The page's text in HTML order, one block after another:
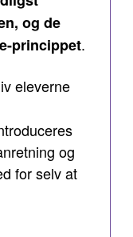
og de
princippet.
eleverne
og
for selv at